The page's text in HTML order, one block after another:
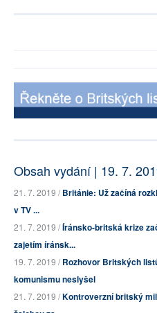
Obsah vydání | 19. 7.
21. 7. 2019 /Británie: Už začíná
v TV ...
21. 7. 2019 /Íránsko-britská krize
zajetím íránsk...
19. 7. 2019 /Rozhovor Britských
komunismu neslyšel
21. 7. 2019 /Kontroverzní britský